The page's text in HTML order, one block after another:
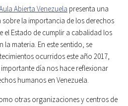
Abierta Venezuela presenta una
la importancia de los derechos
el Estado de cumplir a cabalidad los
materia. En este sentido, se
ocurridos este año 2017,
día nos hace reflexionar
humanos en Venezuela.
otras organizaciones y centros de